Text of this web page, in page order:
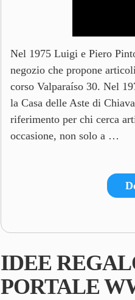
Nel 1975 Luigi e Piero
negozio che propone
corso Valparaíso 30. Nel
la Casa delle Aste di
riferimento per chi cerca
occasione, non solo a …
IDEE
PORTALE